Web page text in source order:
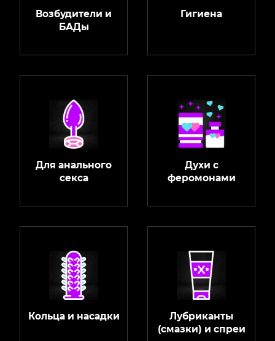
Возбудители и
БАДы
Гигиена
Для анального
секса
Духи с
феромонами
Кольца и насадки
Лубриканты
(смазки) и спреи